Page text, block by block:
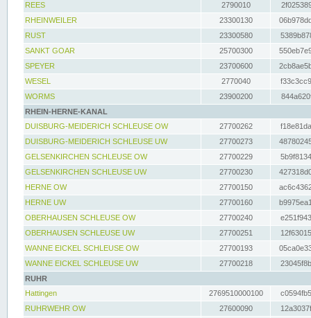
REES
2790010
RHEINWEILER
23300130
RUST
23300580
SANKT GOAR
25700300
SPEYER
23700600
WESEL
2770040
WORMS
23900200
RHEIN-HERNE-KANAL
DUISBURG-MEIDERICH SCHLEUSE OW
27700262
DUISBURG-MEIDERICH SCHLEUSE UW
27700273
GELSENKIRCHEN SCHLEUSE OW
27700229
GELSENKIRCHEN SCHLEUSE UW
27700230
HERNE OW
27700150
HERNE UW
27700160
OBERHAUSEN SCHLEUSE OW
27700240
OBERHAUSEN SCHLEUSE UW
27700251
WANNE EICKEL SCHLEUSE OW
27700193
WANNE EICKEL SCHLEUSE UW
27700218
RUHR
Hattingen
2769510000100
RUHRWEHR OW
27600090